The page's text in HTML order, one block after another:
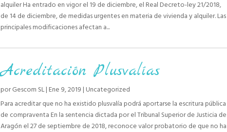
alquiler Ha entrado en vigor el 19 de diciembre, el Real Decreto-ley 21/2018,
de 14 de diciembre, de medidas urgentes en materia de vivienda y alquiler. Las
principales modificaciones afectan a...
Acreditación Plusvalías
porGescom SL| Ene 9, 2019 | Uncategorized
Para acreditar que no ha existido plusvalía podrá aportarse la escritura pública
de compraventa En la sentencia dictada por el Tribunal Superior de Justicia de
Aragón el 27 de septiembre de 2018, reconoce valor probatorio de que no ha